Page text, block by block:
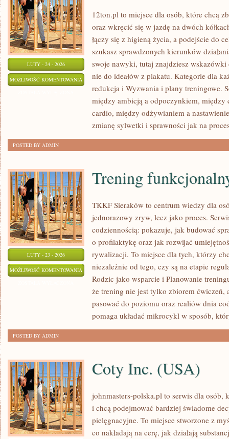
LUTY - 24 - 2026
MOŻLIWOŚĆ KOMENTOWANIA JAZDA
ROWEREM
12ton.pl to miejsce dla osób, które chcą
oraz wkręcić się w jazdę na dwóch
łączy się z higieną życia, a podejście do
szukasz sprawdzonych kierunków
swoje nawyki, tutaj znajdziesz wskazówki
nie do ideałów z plakatu. Kategorie dla
redukcja i Wyzwania i plany treningowe.
między ambicją a odpoczynkiem, między
cardio, między odżywianiem a
zmianę sylwetki i sprawności jak na
POSTED BY ADMIN
LUTY - 23 - 2026
MOŻLIWOŚĆ KOMENTOWANIA TRENING
FUNKCJONALNY
Trening
TKKF Sieraków to centrum wiedzy dla
jednorazowy zryw, lecz jako proces.
codziennością: pokazuje, jak budować
o profilaktykę oraz jak rozwijać
rywalizacji. To miejsce dla tych, którzy
niezależnie od tego, czy są na etapie
Rodzic jako wsparcie i Planowanie
że trening nie jest tylko zbiorem ćwiczeń,
pasować do poziomu oraz realiów dnia
pomaga układać mikrocykl w sposób,
POSTED BY ADMIN
Coty Inc. (USA)
johnmasters-polska.pl to serwis dla osób,
i chcą podejmować bardziej świadome
pielęgnacyjne. To miejsce stworzone z
co nakładają na cerę, jak działają